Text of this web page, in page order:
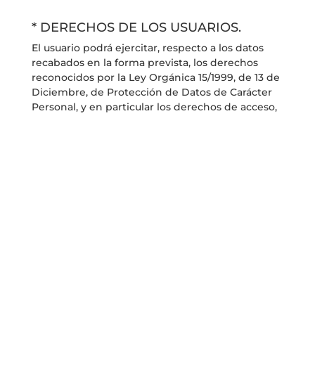
* DERECHOS DE LOS USUARIOS.
El usuario podrá ejercitar, respecto a los datos
recabados en la forma prevista, los derechos
reconocidos por la Ley Orgánica 15/1999, de 13 de
Diciembre, de Protección de Datos de Carácter
Personal, y en particular los derechos de acceso,